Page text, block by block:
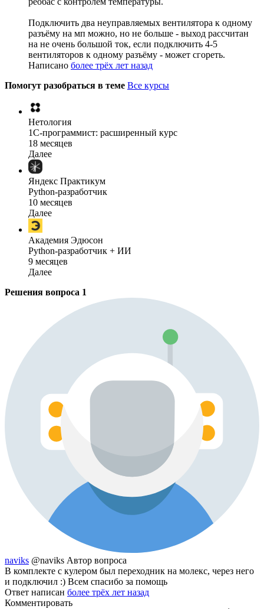
Подключить два неуправляемых вентилятора к одному
разъёму на мп можно, но не больше - выход рассчитан
на не очень большой ток, если подключить 4-5
вентиляторов к одному разъёму - может сгореть.
Написано более трёх лет назад
Помогут разобраться в теме Все курсы
Нетология
1C-программист: расширенный курс
18 месяцев
Далее
Яндекс Практикум
Python-разработчик
10 месяцев
Далее
Академия Эдюсон
Python-разработчик + ИИ
9 месяцев
Далее
Решения вопроса 1
naviks @naviks Автор вопроса
В комплекте с кулером был переходник на молекс, через него
и подключил :) Всем спасибо за помощь
Ответ написан более трёх лет назад
Комментировать